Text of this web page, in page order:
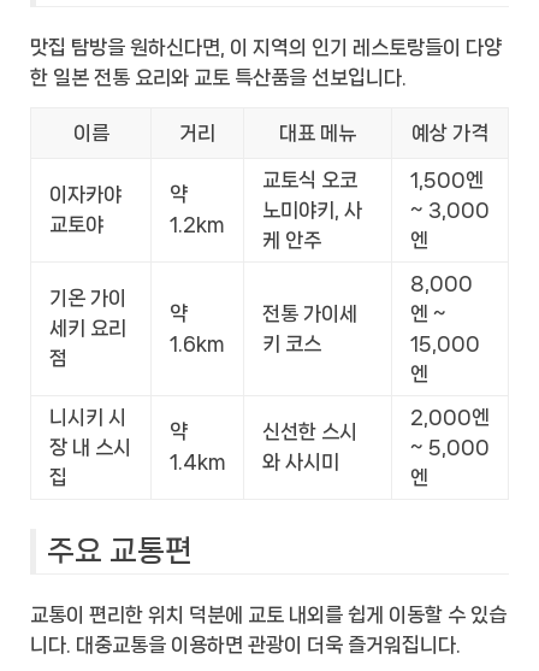
맛집 탐방을 원하신다면, 이 지역의 인기 레스토랑들이 다양
한 일본 전통 요리와 교토 특산품을 선보입니다.
이름 거리 대표 메뉴 예상 가격
이자카야
교토야
약
1.2km
교토식 오코
노미야키, 사
케 안주
1,500엔
~ 3,000
엔
기온 가이
세키 요리
점
약
1.6km
전통 가이세
키 코스
8,000
엔 ~
15,000
엔
니시키 시
장 내 스시
집
약
1.4km
신선한 스시
와 사시미
2,000엔
~ 5,000
엔
주요 교통편
교통이 편리한 위치 덕분에 교토 내외를 쉽게 이동할 수 있습
니다. 대중교통을 이용하면 관광이 더욱 즐거워집니다.